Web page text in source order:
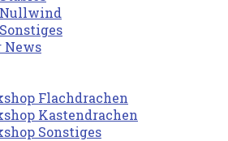
News
Flachdrachen
Kastendrachen
Sonstiges